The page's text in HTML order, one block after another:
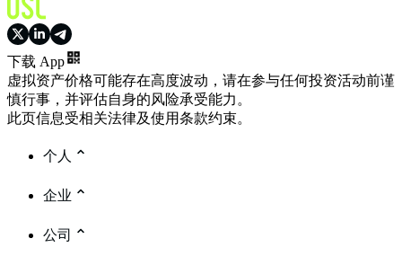
下载 App
虚拟资产价格可能存在高度波动，请在参与任何投资活动前谨
慎行事，并评估自身的风险承受能力。
此页信息受相关法律及使用条款约束。
个人
企业
公司